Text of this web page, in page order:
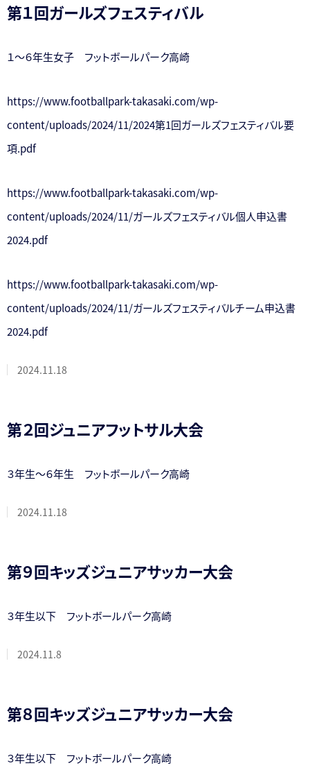
第１回ガールズフェスティバル
１～６年生女子 フットボールパーク高崎
https://www.footballpark-takasaki.com/wp-
content/uploads/2024/11/2024第1回ガールズフェスティバル要
項.pdf
https://www.footballpark-takasaki.com/wp-
content/uploads/2024/11/ガールズフェスティバル個人申込書
2024.pdf
https://www.footballpark-takasaki.com/wp-
content/uploads/2024/11/ガールズフェスティバルチーム申込書
2024.pdf
2024.11.18
第２回ジュニアフットサル大会
３年生～６年生 フットボールパーク高崎
2024.11.18
第９回キッズジュニアサッカー大会
３年生以下 フットボールパーク高崎
2024.11.8
第８回キッズジュニアサッカー大会
３年生以下 フットボールパーク高崎